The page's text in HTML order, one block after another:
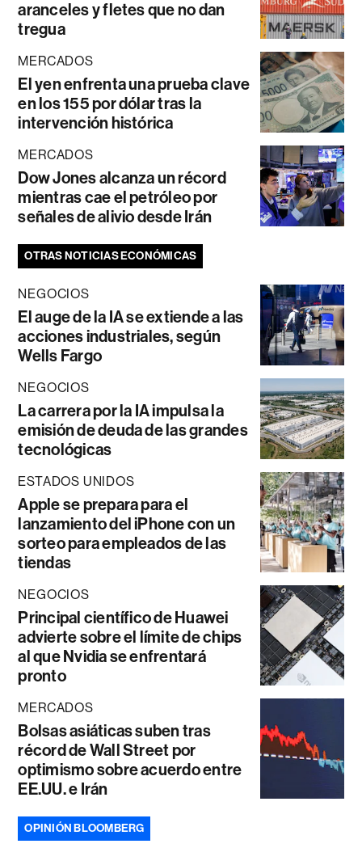
aranceles y fletes que no dan
tregua
MERCADOS
El yen enfrenta una prueba clave
en los 155 por dólar tras la
intervención histórica
MERCADOS
Dow Jones alcanza un récord
mientras cae el petróleo por
señales de alivio desde Irán
OTRAS NOTICIAS ECONÓMICAS
NEGOCIOS
El auge de la IA se extiende a las
acciones industriales, según
Wells Fargo
NEGOCIOS
La carrera por la IA impulsa la
emisión de deuda de las grandes
tecnológicas
ESTADOS UNIDOS
Apple se prepara para el
lanzamiento del iPhone con un
sorteo para empleados de las
tiendas
NEGOCIOS
Principal científico de Huawei
advierte sobre el límite de chips
al que Nvidia se enfrentará
pronto
MERCADOS
Bolsas asiáticas suben tras
récord de Wall Street por
optimismo sobre acuerdo entre
EE.UU. e Irán
OPINIÓN BLOOMBERG